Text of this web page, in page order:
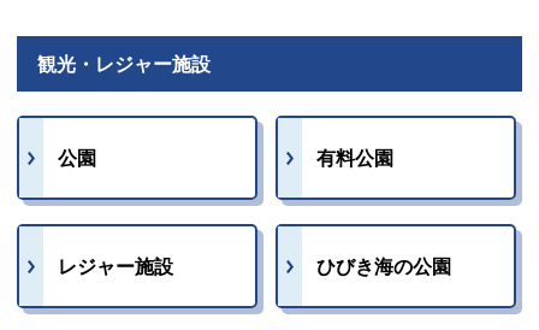
観光・レジャー施設
公園 有料公園
レジャー施設 ひびき海の公園